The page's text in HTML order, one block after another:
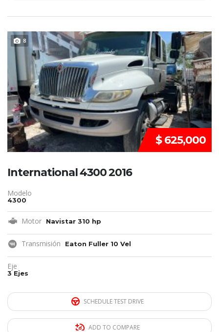
8 DISPONIBLE
$ 625,000
International 4300 2016
Modelo
4300
Motor Navistar 310 hp
Transmisión Eaton Fuller 10 Vel
Eje
3 Ejes
SCHEDULE TEST DRIVE
ADD TO COMPARE